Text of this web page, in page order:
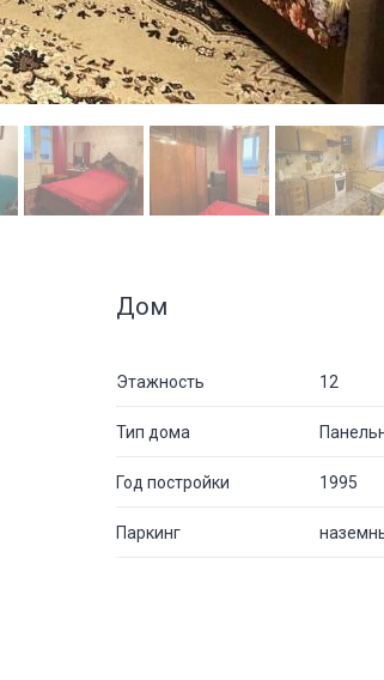
Дом
Этажность 12
Тип дома
Год постройки 1995
Паркинг